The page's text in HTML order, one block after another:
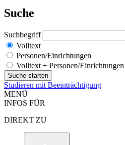
Suche
Suchbegriff
Volltext
Personen/Einrichtungen
Volltext + Personen/Einrichtungen
Studieren mit Beeinträchtigung
MENÜ
INFOS FÜR
DIREKT ZU